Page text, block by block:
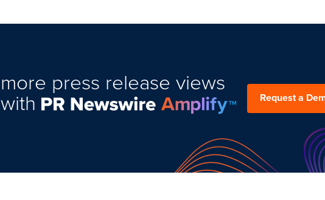
more press release views
with Request a